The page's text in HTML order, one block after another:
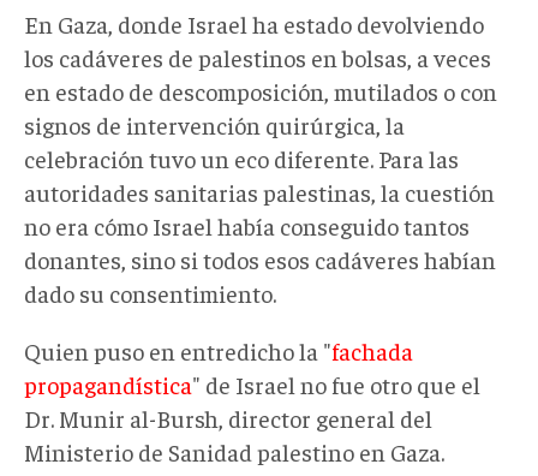
En Gaza, donde Israel ha estado devolviendo
los cadáveres de palestinos en bolsas, a veces
en estado de descomposición, mutilados o con
signos de intervención quirúrgica, la
celebración tuvo un eco diferente. Para las
autoridades sanitarias palestinas, la cuestión
no era cómo Israel había conseguido tantos
donantes, sino si todos esos cadáveres habían
dado su consentimiento.
Quien puso en entredicho la "fachada
propagandística" de Israel no fue otro que el
Dr. Munir al-Bursh, director general del
Ministerio de Sanidad palestino en Gaza.